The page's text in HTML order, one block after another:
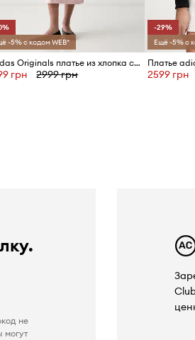
-5% с кодом WEB*
adidas Originals платье из хлопка с эластаном
грн 2999 грн
-29%
Ещё -5% с
Платье
2599 грн
не
могут